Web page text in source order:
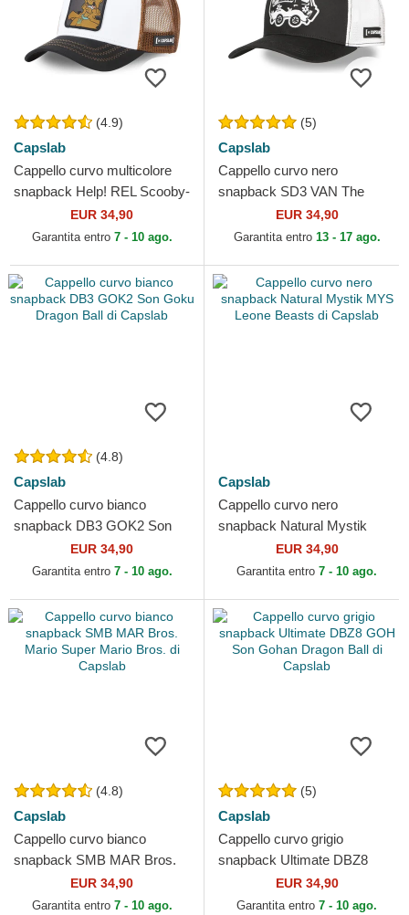
(4.9)
Capslab
Cappello curvo multicolore
snapback Help! REL Scooby-
Doo di Capslab
EUR 34,90
Garantita entro 7 - 10 ago.
(5)
Capslab
Cappello curvo nero
snapback SD3 VAN The
Mystery Machine Scooby-
Doo di Capslab
EUR 34,90
Garantita entro 13 - 17 ago.
(4.8)
Capslab
Cappello curvo bianco
snapback DB3 GOK2 Son
Goku Dragon Ball di Capslab
EUR 34,90
Garantita entro 7 - 10 ago.
Capslab
Cappello curvo nero
snapback Natural Mystik
MYS Leone Beasts di
Capslab
EUR 34,90
Garantita entro 7 - 10 ago.
(4.8)
Capslab
Cappello curvo bianco
snapback SMB MAR Bros.
Mario Super Mario Bros. di
Capslab
EUR 34,90
Garantita entro 7 - 10 ago.
(5)
Capslab
Cappello curvo grigio
snapback Ultimate DBZ8
GOH Son Gohan Dragon Ball
di Capslab
EUR 34,90
Garantita entro 7 - 10 ago.